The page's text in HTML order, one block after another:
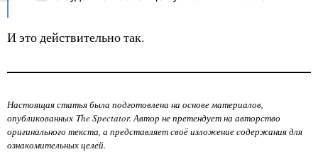
И это действительно так.
Настоящая статья была подготовлена на основе материалов,
опубликованных The Spectator. Автор не претендует на авторство
оригинального текста, а представляет своё изложение содержания для
ознакомительных целей.